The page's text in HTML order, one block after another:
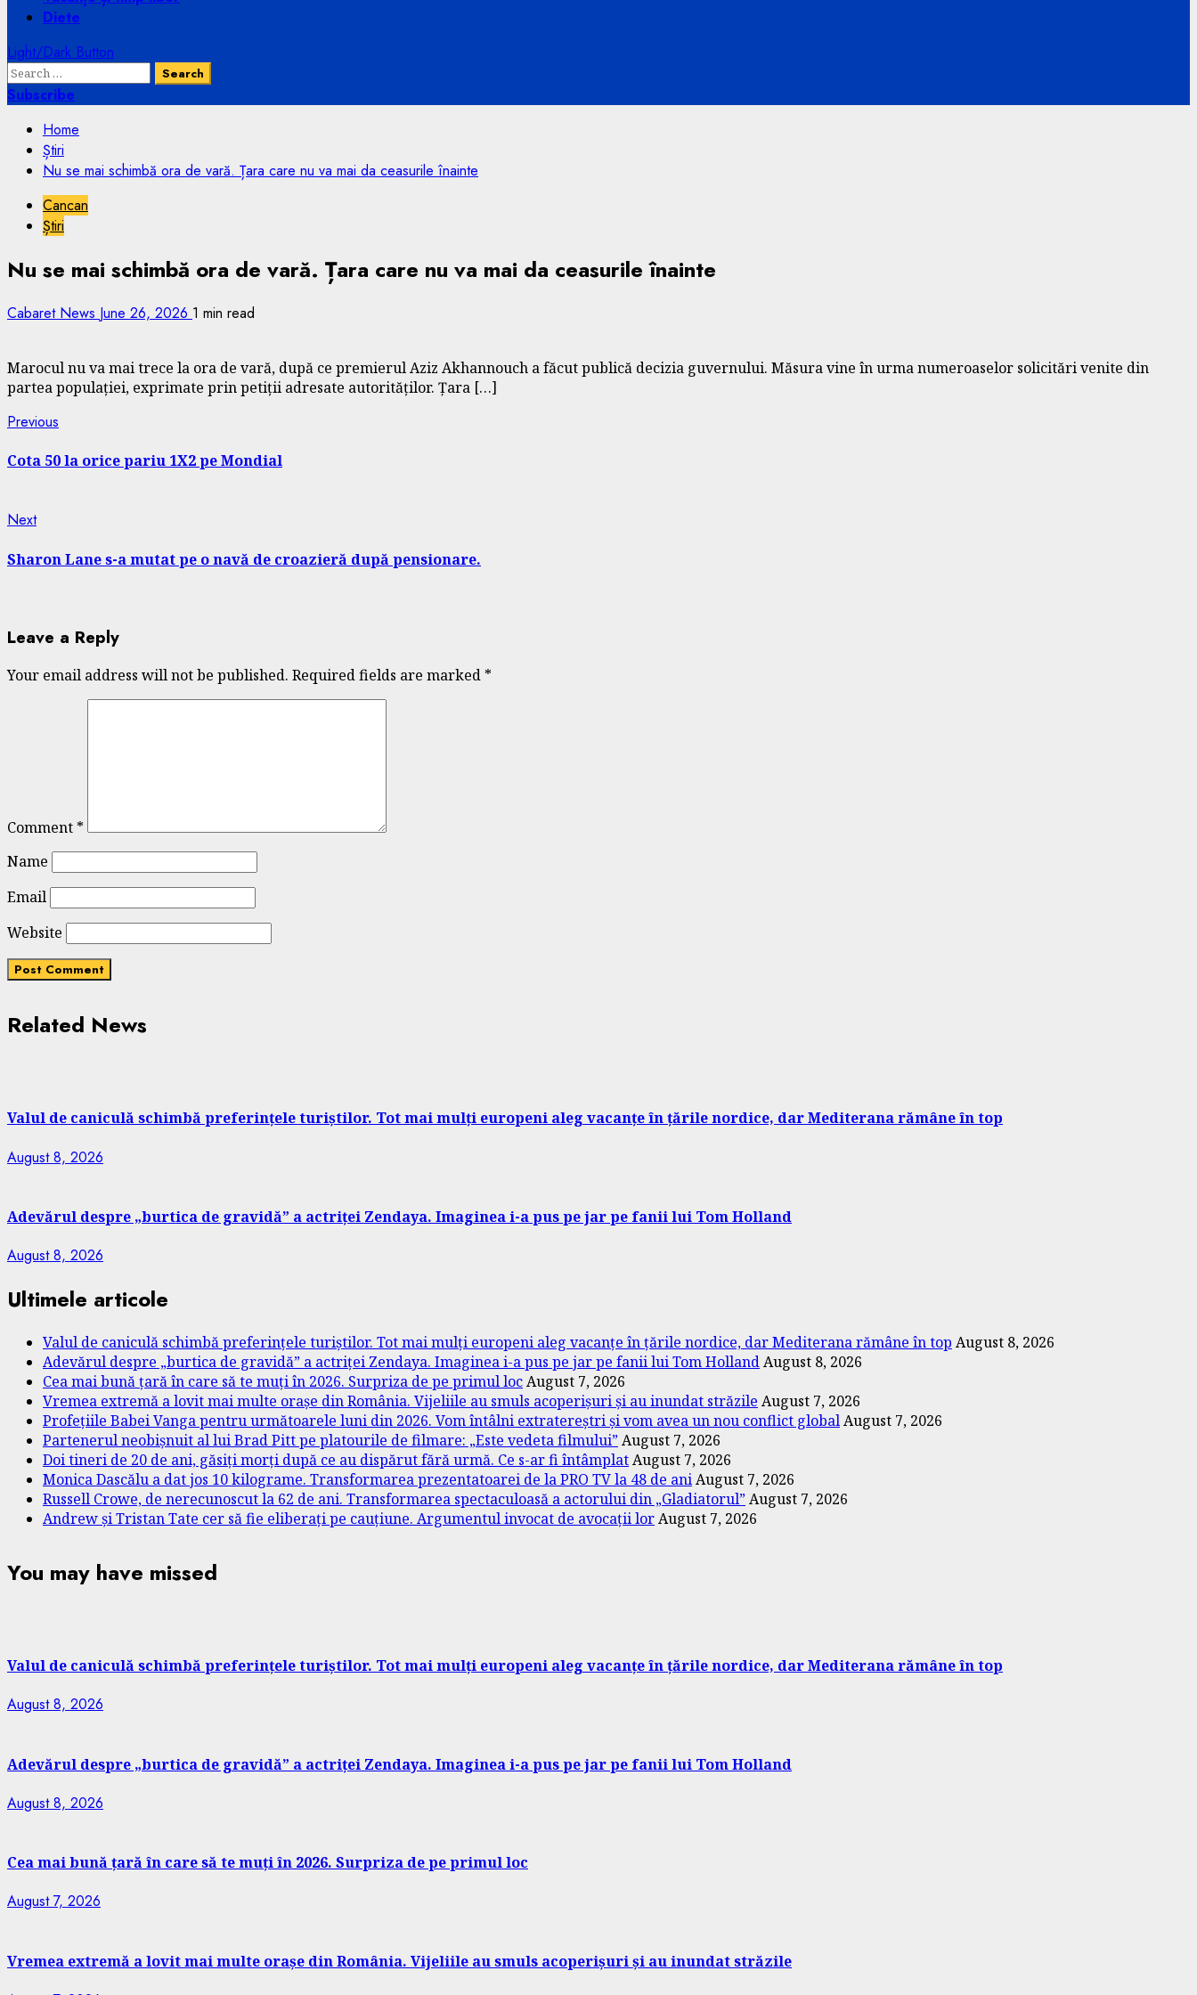
Diete
Light/Dark Button
Search
for:
Subscribe
Home
Știri
Nu se mai schimbă ora de vară. Țara care nu va mai da ceasurile înainte
Cancan
Știri
Nu se mai schimbă ora de vară. Țara care nu va mai da ceasurile înainte
Cabaret News June 26, 2026 1 min read
Marocul nu va mai trece la ora de vară, după ce premierul Aziz Akhannouch a făcut publică decizia guvernului. Măsura vine în urma numeroaselor solicitări venite din
partea populației, exprimate prin petiții adresate autorităților. Țara […]
Continue
Reading
Previous
Cota 50 la orice pariu 1X2 pe Mondial
NextNext
Sharon Lane s-a mutat pe o navă de croazieră după pensionare.
Leave a Reply
Your email address will not be published. Required fields are marked *
Comment *
Name
Email
Website
Related News
Valul de caniculă schimbă preferințele turiștilor. Tot mai mulți europeni aleg vacanțe în țările nordice, dar Mediterana rămâne în top
August 8, 2026
Adevărul despre „burtica de gravidă” a actriței Zendaya. Imaginea i-a pus pe jar pe fanii lui Tom Holland
August 8, 2026
Ultimele articole
Valul de caniculă schimbă preferințele turiștilor. Tot mai mulți europeni aleg vacanțe în țările nordice, dar Mediterana rămâne în top August 8, 2026
Adevărul despre „burtica de gravidă” a actriței Zendaya. Imaginea i-a pus pe jar pe fanii lui Tom HollandAugust 8, 2026
Cea mai bună țară în care să te muți în 2026. Surpriza de pe primul locAugust 7, 2026
Vremea extremă a lovit mai multe orașe din România. Vijeliile au smuls acoperișuri și au inundat străzile August 7, 2026
Profețiile Babei Vanga pentru următoarele luni din 2026. Vom întâlni extratereștri și vom avea un nou conflict globalAugust 7, 2026
Partenerul neobișnuit al lui Brad Pitt pe platourile de filmare: „Este vedeta filmului”August 7, 2026
Doi tineri de 20 de ani, găsiți morți după ce au dispărut fără urmă. Ce s-ar fi întâmplatAugust 7, 2026
Monica Dascălu a dat jos 10 kilograme. Transformarea prezentatoarei de la PRO TV la 48 de aniAugust 7, 2026
Russell Crowe, de nerecunoscut la 62 de ani. Transformarea spectaculoasă a actorului din „Gladiatorul”August 7, 2026
Andrew și Tristan Tate cer să fie eliberați pe cauțiune. Argumentul invocat de avocații lorAugust 7, 2026
You may have missed
Valul de caniculă schimbă preferințele turiștilor. Tot mai mulți europeni aleg vacanțe în țările nordice, dar Mediterana rămâne în top
August 8, 2026
Adevărul despre „burtica de gravidă” a actriței Zendaya. Imaginea i-a pus pe jar pe fanii lui Tom Holland
August 8, 2026
Cea mai bună țară în care să te muți în 2026. Surpriza de pe primul loc
August 7, 2026
Vremea extremă a lovit mai multe orașe din România. Vijeliile au smuls acoperișuri și au inundat străzile